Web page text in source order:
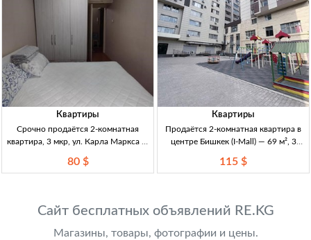
Квартиры
Срочно продаётся 2-комнатная
квартира, 3 мкр, ул. Карла Маркса —
Карла Маркса), серия 104, 3/4, не
80 $
Квартиры
Продаётся 2-комнатная квартира в
центре Бишкек (I-Mall) — 69 м², 3
кирпичный дом, 3/8 эт, с ремонтом,
115 $
Сайт бесплатных объявлений RE.KG
Магазины, товары, фотографии и цены.